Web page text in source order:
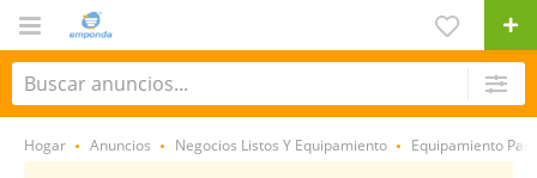
Hogar Anuncios Negocios Listos Y Equipamiento Equipamiento